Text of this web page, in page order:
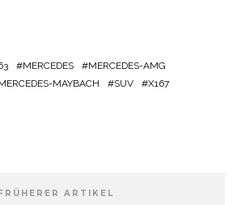
MERCEDES
MERCEDES-AMG
MAYBACH SUV X167
ARTIKEL